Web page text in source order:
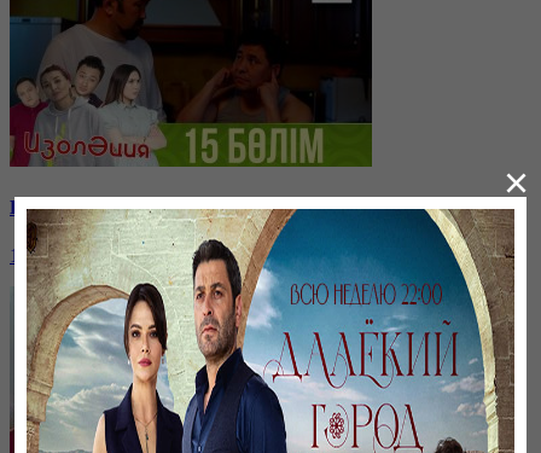
Изоләция | 15 Серия
17 января, 14:14
×